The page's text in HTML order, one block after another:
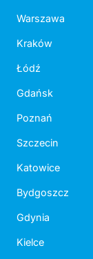
Warszawa
Kraków
Łódź
Gdańsk
Poznań
Szczecin
Katowice
Bydgoszcz
Gdynia
Kielce